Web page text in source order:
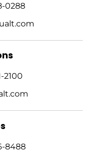
0288
2100
8488